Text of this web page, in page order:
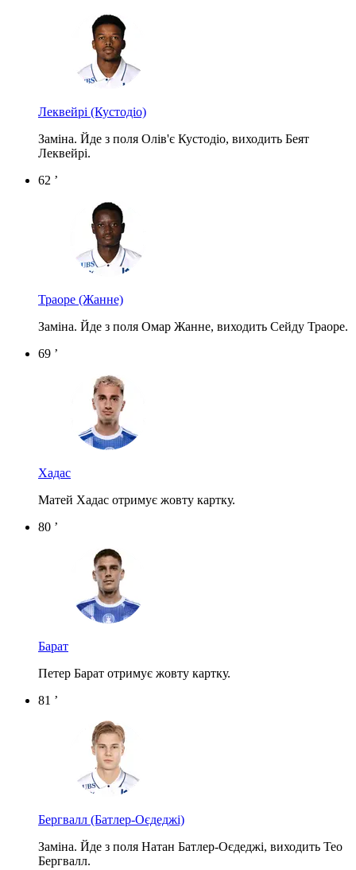
Леквейрі (Кустодіо)
Заміна. Йде з поля Олів'є Кустодіо, виходить Беят
Леквейрі.
62 ’
Траоре (Жанне)
Заміна. Йде з поля Омар Жанне, виходить Сейду Траоре.
69 ’
Хадас
Матей Хадас отримує жовту картку.
80 ’
Барат
Петер Барат отримує жовту картку.
81 ’
Бергвалл (Батлер-Оєдеджі)
Заміна. Йде з поля Натан Батлер-Оєдеджі, виходить Тео
Бергвалл.